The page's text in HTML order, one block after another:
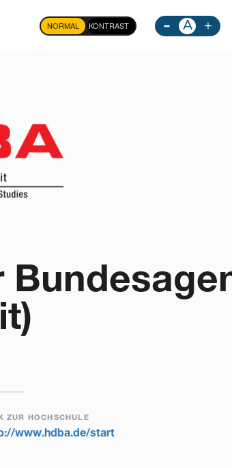
NORMAL KONTRAST - A +
ZUR HOCHSCHULE
www.hdba.de/start